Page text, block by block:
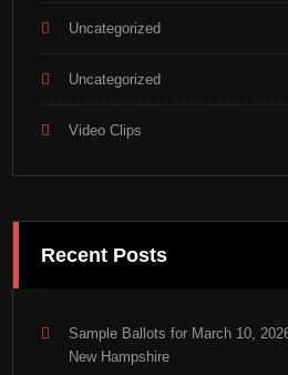
Uncategorized
Uncategorized
Video Clips
Recent Posts
Sample Ballots for March 10,
New Hampshire